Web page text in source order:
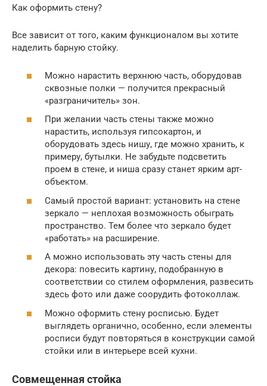
Как оформить стену?
Все зависит от того, каким функционалом вы хотите
наделить барную стойку.
Можно нарастить верхнюю часть, оборудовав
сквозные полки — получится прекрасный
«разграничитель» зон.
При желании часть стены также можно
нарастить, используя гипсокартон, и
оборудовать здесь нишу, где можно хранить, к
примеру, бутылки. Не забудьте подсветить
проем в стене, и ниша сразу станет ярким арт-
объектом.
Самый простой вариант: установить на стене
зеркало — неплохая возможность обыграть
пространство. Тем более что зеркало будет
«работать» на расширение.
А можно использовать эту часть стены для
декора: повесить картину, подобранную в
соответствии со стилем оформления, развесить
здесь фото или даже соорудить фотоколлаж.
Можно оформить стену росписью. Будет
выглядеть органично, особенно, если элементы
росписи будут повторяться в конструкции самой
стойки или в интерьере всей кухни.
Совмещенная стойка